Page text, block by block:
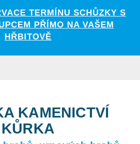
TERMÍNU SCHŮZKY S
PŘÍMO NA VAŠEM
HŘBITOVĚ
KAMENICTVÍ
KŮRKA